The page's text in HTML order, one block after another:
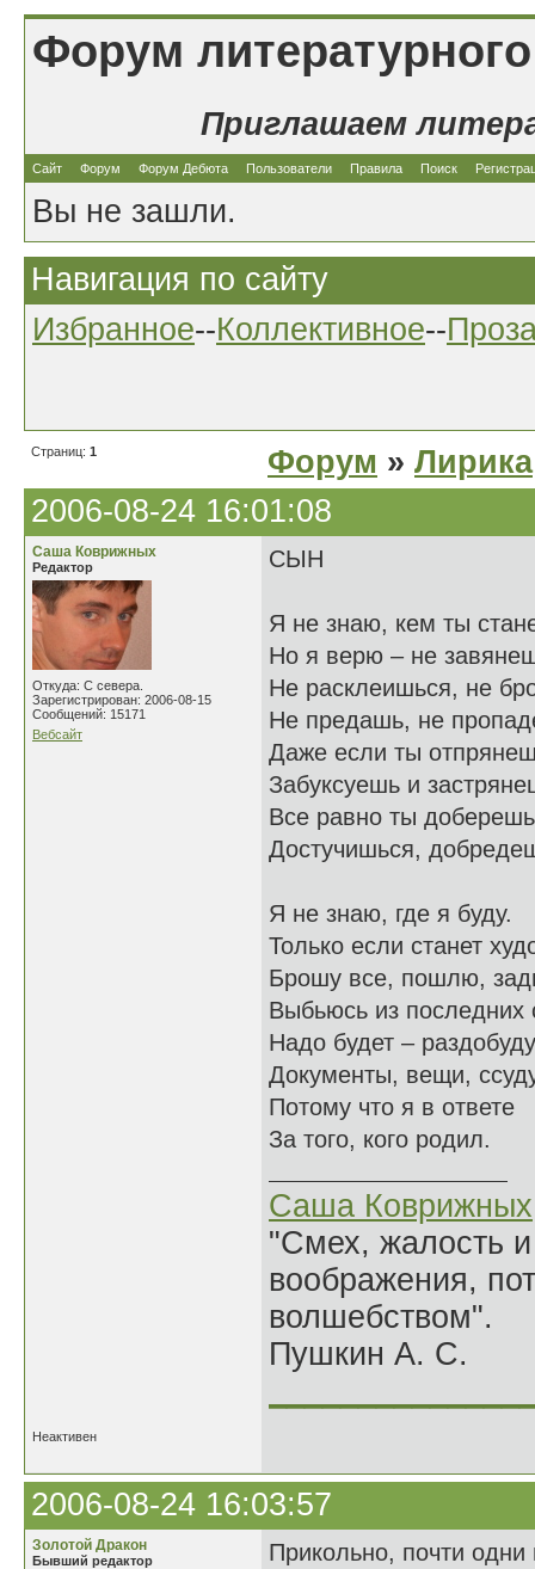
Форум
Приглашаем
Сайт Форум Форум Дебюта Пользователи Правила Поиск
Вы не зашли.
Навигация по сайту
Избранное--Коллективное--
Страниц: 1 Форум » Лирика
2006-08-24 16:01:08
Саша Коврижных
Редактор
Откуда: С севера.
Зарегистрирован: 2006-08-15
Сообщений: 15171
Вебсайт
СЫН
Я не знаю, кем ты
Но я верю – не
Не расклеишься, не
Не предашь, не
Даже если ты
Забуксуешь и
Все равно ты
Достучишься,
Я не знаю, где я буду.
Только если станет
Брошу все, пошлю,
Выбьюсь из последних
Надо будет – раздобуду
Документы, вещи,
Потому что я в ответе
За того, кого родил.
Саша Коврижных
"Смех, жалость
воображения,
волшебством".
Пушкин А. С.
Неактивен
2006-08-24 16:03:57
Золотой Дракон
Бывший редактор Прикольно, почти одни